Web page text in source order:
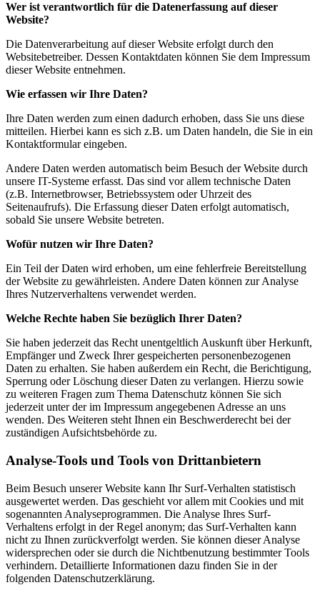
Wer ist verantwortlich für die Datenerfassung auf dieser
Website?
Die Datenverarbeitung auf dieser Website erfolgt durch den
Websitebetreiber. Dessen Kontaktdaten können Sie dem Impressum
dieser Website entnehmen.
Wie erfassen wir Ihre Daten?
Ihre Daten werden zum einen dadurch erhoben, dass Sie uns diese
mitteilen. Hierbei kann es sich z.B. um Daten handeln, die Sie in ein
Kontaktformular eingeben.
Andere Daten werden automatisch beim Besuch der Website durch
unsere IT-Systeme erfasst. Das sind vor allem technische Daten
(z.B. Internetbrowser, Betriebssystem oder Uhrzeit des
Seitenaufrufs). Die Erfassung dieser Daten erfolgt automatisch,
sobald Sie unsere Website betreten.
Wofür nutzen wir Ihre Daten?
Ein Teil der Daten wird erhoben, um eine fehlerfreie Bereitstellung
der Website zu gewährleisten. Andere Daten können zur Analyse
Ihres Nutzerverhaltens verwendet werden.
Welche Rechte haben Sie bezüglich Ihrer Daten?
Sie haben jederzeit das Recht unentgeltlich Auskunft über Herkunft,
Empfänger und Zweck Ihrer gespeicherten personenbezogenen
Daten zu erhalten. Sie haben außerdem ein Recht, die Berichtigung,
Sperrung oder Löschung dieser Daten zu verlangen. Hierzu sowie
zu weiteren Fragen zum Thema Datenschutz können Sie sich
jederzeit unter der im Impressum angegebenen Adresse an uns
wenden. Des Weiteren steht Ihnen ein Beschwerderecht bei der
zuständigen Aufsichtsbehörde zu.
Analyse-Tools und Tools von Drittanbietern
Beim Besuch unserer Website kann Ihr Surf-Verhalten statistisch
ausgewertet werden. Das geschieht vor allem mit Cookies und mit
sogenannten Analyseprogrammen. Die Analyse Ihres Surf-
Verhaltens erfolgt in der Regel anonym; das Surf-Verhalten kann
nicht zu Ihnen zurückverfolgt werden. Sie können dieser Analyse
widersprechen oder sie durch die Nichtbenutzung bestimmter Tools
verhindern. Detaillierte Informationen dazu finden Sie in der
folgenden Datenschutzerklärung.